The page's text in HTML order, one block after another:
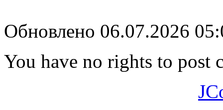
Обновлено 06.07.2026
You have no rights to post